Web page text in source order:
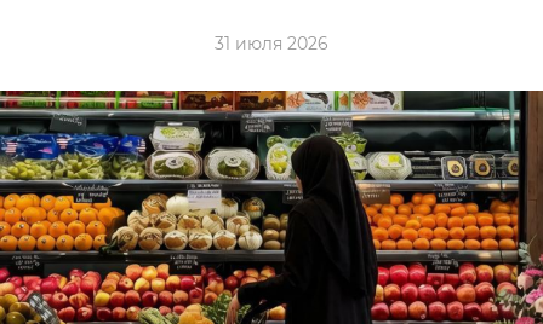
31 июля 2026